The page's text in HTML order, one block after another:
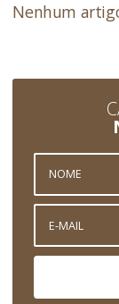
Nenhum